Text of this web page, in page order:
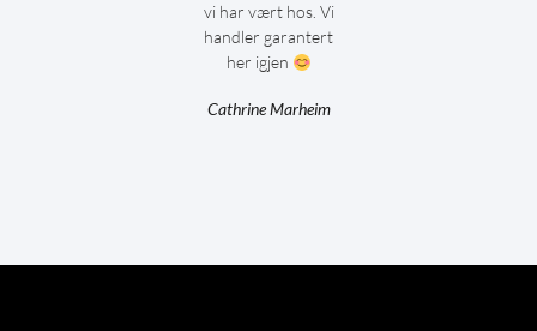
vi har vært hos. Vi
handler garantert
her igjen
Cathrine Marheim